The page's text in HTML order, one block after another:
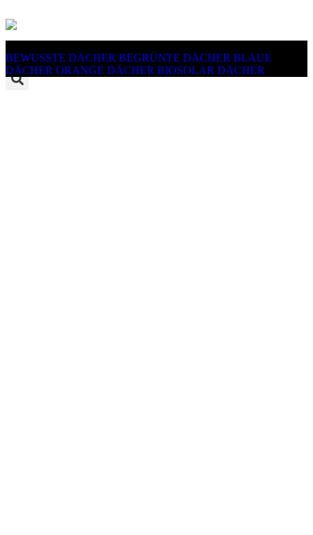
BEWUSSTE DÄCHER BEGRÜNTE DÄCHER BLAUE
DÄCHER ORANGE DÄCHER BIOSOLAR DÄCHER